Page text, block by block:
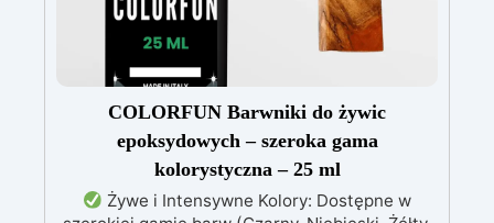
COLORFUN Barwniki do żywic
epoksydowych – szeroka gama
kolorystyczna – 25 ml
Żywe i Intensywne Kolory: Dostępne w